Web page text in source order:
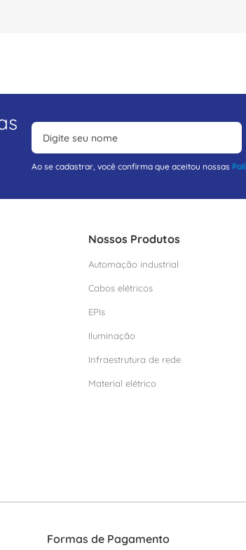
Ao se cadastrar, você confirma que aceitou nossas
Nossos Produtos
Automação industrial
Cabos elétricos
EPIs
Iluminação
Infraestrutura de rede
Material elétrico
Formas de Pagamento